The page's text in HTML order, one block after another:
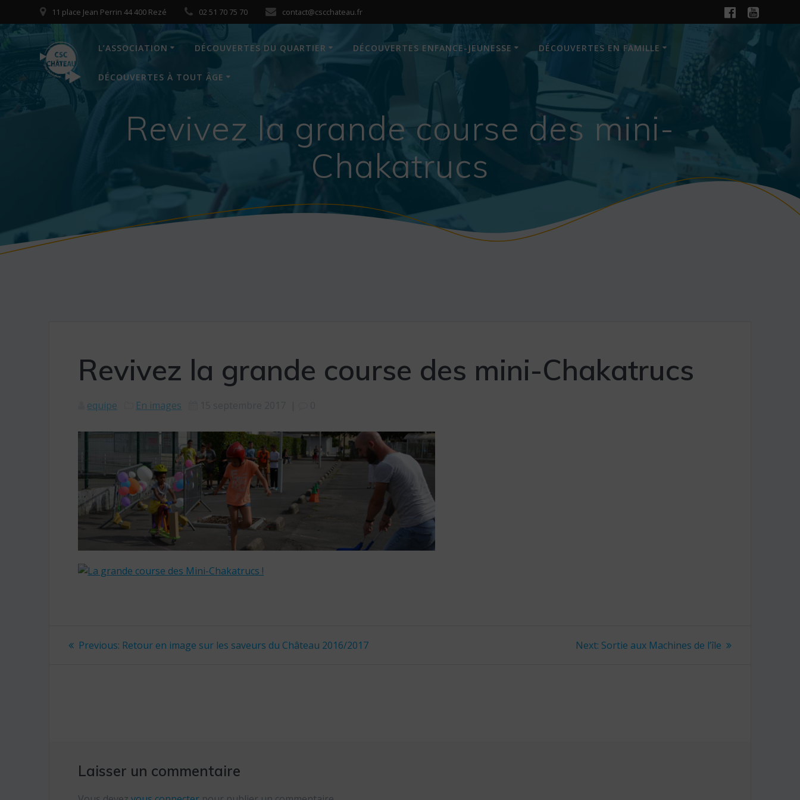
to
content
11 place Jean Perrin 44 400 Rezé 02 51 70 75 70 contact@cscchateau.fr
L’ASSOCIATION DÉCOUVERTES DU QUARTIER DÉCOUVERTES ENFANCE-JEUNESSE DÉCOUVERTES EN FAMILLE
DÉCOUVERTES À TOUT ÂGE
Revivez la grande course des mini-
Chakatrucs
Revivez la grande course des mini-Chakatrucs
equipe En images
Navigation
Previous: Previous
Retour en image sur les saveurs du Château 2016/2017 Next: Next
Sortie aux Machines de l’île
Laisser un commentaire